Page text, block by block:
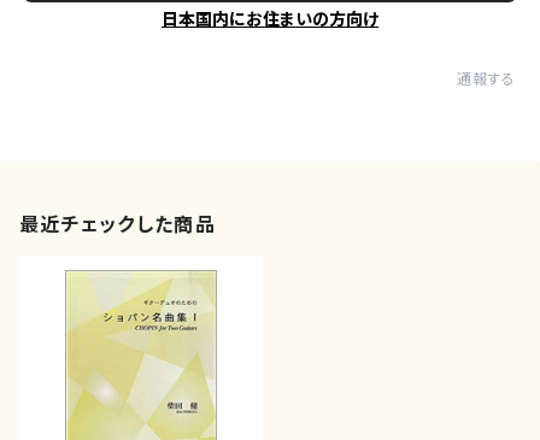
日本国内にお住まいの方向け
通報する
最近チェックした商品